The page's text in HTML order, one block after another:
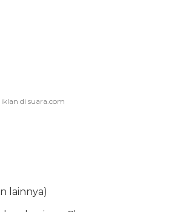
lainnya)